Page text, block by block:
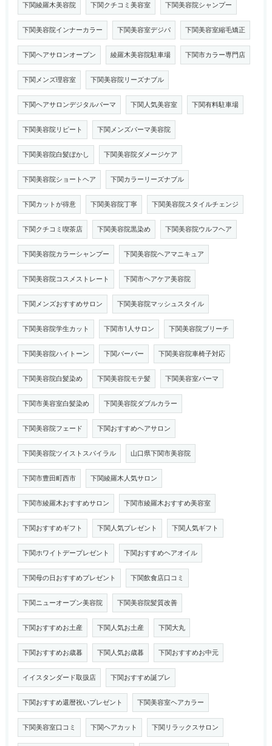
下関綾羅木美容院 下関クチコミ美容室 下関美容院シャンプー
下関美容院インナーカラー 下関美容室デジパ 下関美容室縮毛矯正
下関ヘアサロンオープン 綾羅木美容院駐車場 下関市カラー専門店
下関メンズ理容室 下関美容院リーズナブル
下関ヘアサロンデジタルパーマ 下関人気美容室 下関有料駐車場
下関美容院リピート 下関メンズパーマ美容院
下関美容院白髪ぼかし 下関美容院ダメージケア
下関美容院ショートヘア 下関カラーリーズナブル
下関カットが得意 下関美容院丁寧 下関美容院スタイルチェンジ
下関クチコミ喫茶店 下関美容院黒染め 下関美容院ウルフヘア
下関美容院カラーシャンプー 下関美容院ヘアマニキュア
下関美容院コスメストレート 下関市ヘアケア美容院
下関メンズおすすめサロン 下関美容院マッシュスタイル
下関美容院学生カット 下関市1人サロン 下関美容院ブリーチ
下関美容院ハイトーン 下関バーバー 下関美容院車椅子対応
下関美容院白髪染め 下関美容院モテ髪 下関美容室パーマ
下関市美容室白髪染め 下関美容院ダブルカラー
下関美容院フェード 下関おすすめヘアサロン
下関美容院ツイストスパイラル 山口県下関市美容院
下関市豊田町西市 下関綾羅木人気サロン
下関市綾羅木おすすめサロン 下関市綾羅木おすすめ美容室
下関おすすめギフト 下関人気プレゼント 下関人気ギフト
下関ホワイトデープレゼント 下関おすすめヘアオイル
下関母の日おすすめプレゼント 下関飲食店口コミ
下関ニューオープン美容院 下関美容院髪質改善
下関おすすめお土産 下関人気お土産 下関大丸
下関おすすめお歳暮 下関人気お歳暮 下関おすすめお中元
イイスタンダード取扱店 下関おすすめ誕プレ
下関おすすめ還暦祝いプレゼント 下関美容室ヘアカラー
下関美容室口コミ 下関ヘアカット 下関リラックスサロン